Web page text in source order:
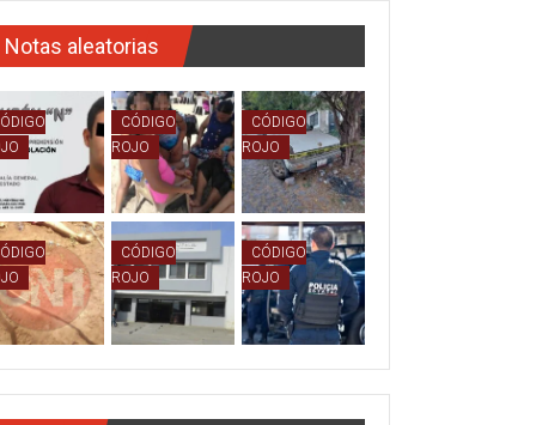
Notas aleatorias
CÓDIGO
ROJO
CÓDIGO
ROJO
CÓDIGO
ROJO
CÓDIGO
ROJO